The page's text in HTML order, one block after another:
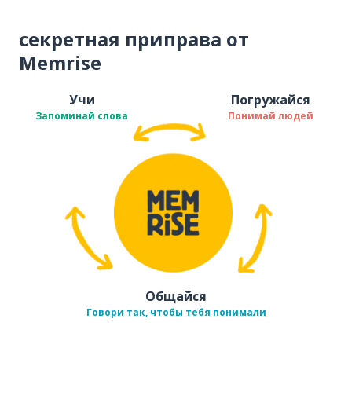
секретная приправа от
Memrise
Учи
Запоминай слова
Погружайся
Понимай людей
Общайся
Говори так, чтобы тебя понимали